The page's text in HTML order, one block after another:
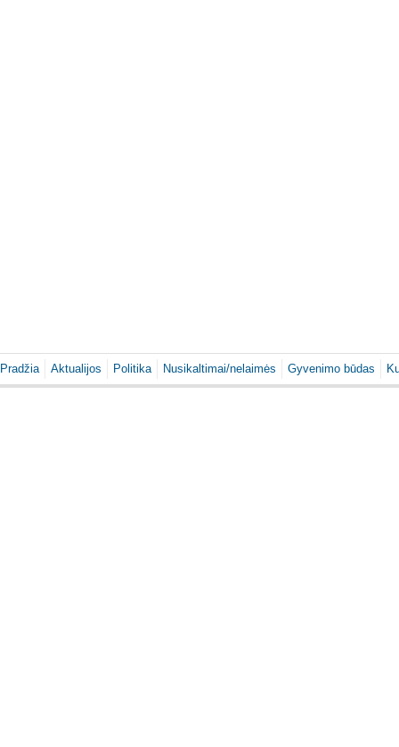
Pradžia Aktualijos Politika Nusikaltimai/nelaimės Gyvenimo būdas